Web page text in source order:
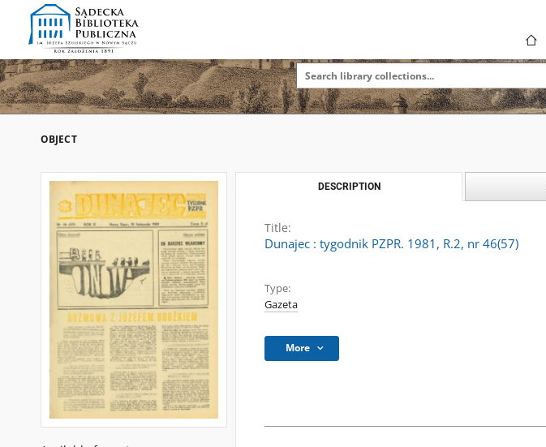
OBJECT
DESCRIPTION
Title:
Dunajec : tygodnik PZPR. 1981, R.2, nr 46(57)
Type:
Gazeta
More